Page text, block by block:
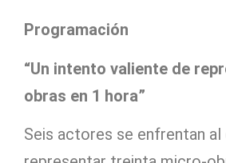
Programación
“Un intento valiente de
obras en 1 hora”
Seis actores se enfrentan